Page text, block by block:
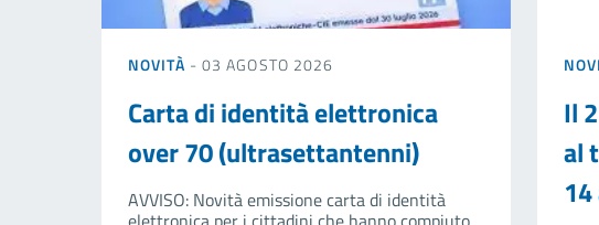
NOVITÀ - 03 AGOSTO 2026
Carta di identità elettronica
over 70 (ultrasettantenni)
AVVISO: Novità emissione carta di identità
Il
al